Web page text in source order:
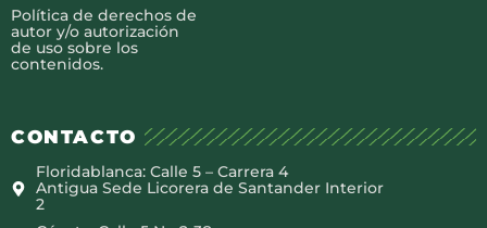
Política de derechos de
autor y/o autorización
de uso sobre los
contenidos.
CONTACTO
Floridablanca: Calle 5 – Carrera 4
Antigua Sede Licorera de Santander Interior
2